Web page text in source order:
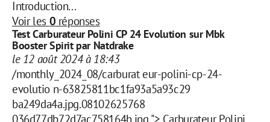
Introduction...
Voir les 0 réponses
Test Carburateur Polini CP 24 Evolution sur Mbk
Booster Spirit par Natdrake
le 12 août 2024 à 18:43
/monthly_2024_08/carburat eur-polini-cp-24-
evolutio n-63825811bc1fa93a5a93c29
ba249da4a.jpg.08102625768
036d77db72d7ac758164b.jpg "> Carburateur Polini